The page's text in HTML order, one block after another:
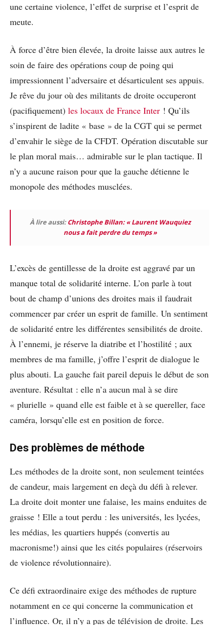
une certaine violence, l’effet de surprise et l’esprit de
meute.
À force d’être bien élevée, la droite laisse aux autres le
soin de faire des opérations coup de poing qui
impressionnent l’adversaire et désarticulent ses appuis.
Je rêve du jour où des militants de droite occuperont
(pacifiquement) les locaux de France Inter ! Qu’ils
s’inspirent de ladite « base » de la CGT qui se permet
d’envahir le siège de la CFDT. Opération discutable sur
le plan moral mais… admirable sur le plan tactique. Il
n’y a aucune raison pour que la gauche détienne le
monopole des méthodes musclées.
À lire aussi:Christophe Billan: « Laurent Wauquiez
nous a fait perdre du temps »
L’excès de gentillesse de la droite est aggravé par un
manque total de solidarité interne. L’on parle à tout
bout de champ d’unions des droites mais il faudrait
commencer par créer un esprit de famille. Un sentiment
de solidarité entre les différentes sensibilités de droite.
À l’ennemi, je réserve la diatribe et l’hostilité ; aux
membres de ma famille, j’offre l’esprit de dialogue le
plus abouti. La gauche fait pareil depuis le début de son
aventure. Résultat : elle n’a aucun mal à se dire
« plurielle » quand elle est faible et à se quereller, face
caméra, lorsqu’elle est en position de force.
Des problèmes de méthode
Les méthodes de la droite sont, non seulement teintées
de candeur, mais largement en deçà du défi à relever.
La droite doit monter une falaise, les mains enduites de
graisse ! Elle a tout perdu : les universités, les lycées,
les médias, les quartiers huppés (convertis au
macronisme!) ainsi que les cités populaires (réservoirs
de violence révolutionnaire).
Ce défi extraordinaire exige des méthodes de rupture
notamment en ce qui concerne la communication et
l’influence. Or, il n’y a pas de télévision de droite. Les